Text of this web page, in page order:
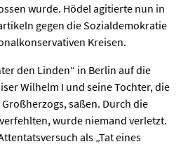
wurde. Hödel agitierte nun in
gegen die Sozialdemokratie
Kreisen.
den Linden“ in Berlin auf die
Wilhelm I und seine Tochter, die
saßen. Durch die
wurde niemand verletzt.
als „Tat eines